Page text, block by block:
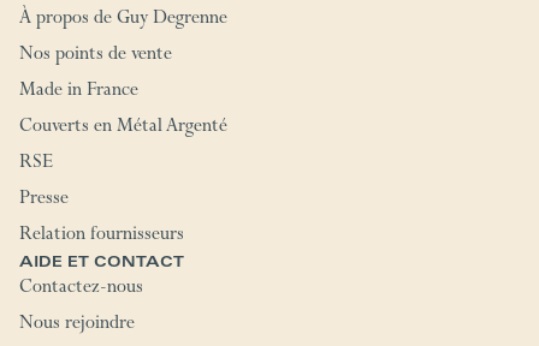
À propos de Guy Degrenne
Nos points de vente
Made in France
Couverts en Métal Argenté
RSE
Presse
Relation fournisseurs
AIDE ET CONTACT
Contactez-nous
Nous rejoindre